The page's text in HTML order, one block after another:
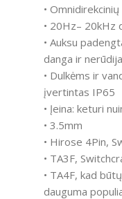
•
• 20Hz– 20kHz
• Auksu
danga ir
• Dulkėms ir
įvertintas IP65
• Įeina: keturi
• 3.5mm
• Hirose 4Pin,
• TA3F,
• TA4F, kad
dauguma